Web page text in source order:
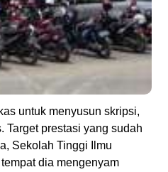
untuk menyusun skripsi,
prestasi yang sudah
Sekolah Tinggi Ilmu
dia mengenyam